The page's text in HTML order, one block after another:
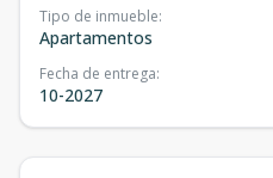
Tipo de inmueble:
Apartamentos
Fecha de entrega:
10-2027